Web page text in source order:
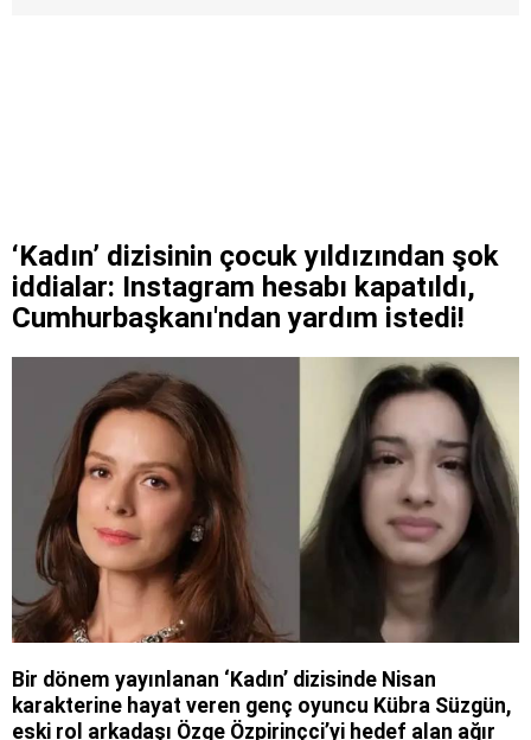
‘Kadın’ dizisinin çocuk yıldızından şok
iddialar: Instagram hesabı kapatıldı,
Cumhurbaşkanı'ndan yardım istedi!
Bir dönem yayınlanan ‘Kadın’ dizisinde Nisan
karakterine hayat veren genç oyuncu Kübra Süzgün,
eski rol arkadaşı Özge Özpirinçci’yi hedef alan ağır